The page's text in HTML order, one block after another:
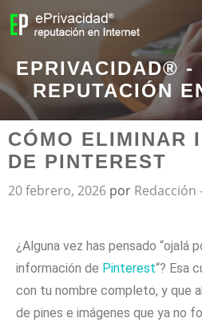
EPRIVACIDAD® -
REPUTACIÓN
CÓMO ELIMINAR
DE PINTEREST
20 febrero, 2026 por Redacción
¿Alguna vez has pensado “ojalá
información de Pinterest“? Esa
con tu nombre completo, y que
de pines e imágenes que ya no